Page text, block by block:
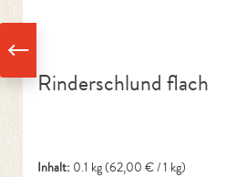
Rinderschlund flach
Inhalt: 0.1 kg(62,00 € / 1 kg)